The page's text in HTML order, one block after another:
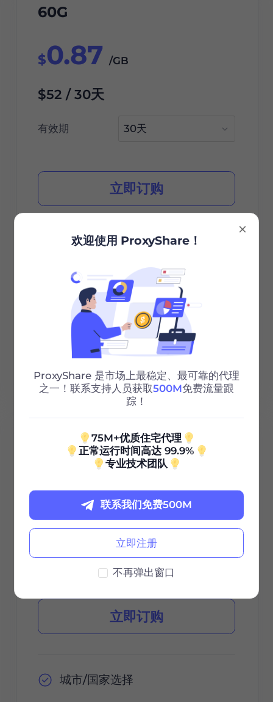
60G
$0.87 /GB
$52 / 30天
有效期
立即订购
无限会话
无限带宽
Http/Socks5
24/7 支持
$0.85 /GB
$85 / 30天
有效期
立即订购
城市/国家选择
欢迎使用 ProxyShare！
ProxyShare 是市场上最稳定、最可靠的代理
之一！联系支持人员获取500M免费流量跟
踪！
75M+优质住宅代理
正常运行时间高达 99.9%
专业技术团队
立即注册
联系我们免费500M
不再弹出窗口